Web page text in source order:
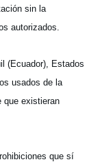
sin la
autorizados.
(Ecuador), Estados
usados de la
que existieran
que sí